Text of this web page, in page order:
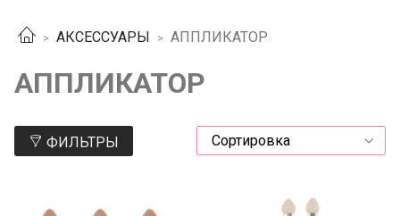
АКСЕССУАРЫ АППЛИКАТОР
АППЛИКАТОР
ФИЛЬТРЫ